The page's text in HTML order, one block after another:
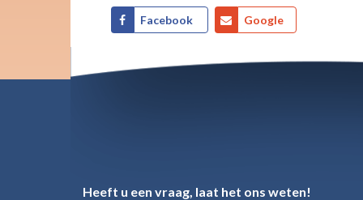
Facebook Google
Heeft u een vraag, laat het ons weten!